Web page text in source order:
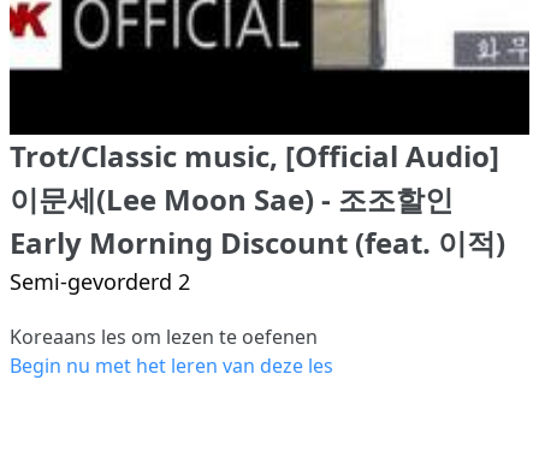
Trot/Classic music, [Official Audio]
이문세(Lee Moon Sae) - 조조할인
Early Morning Discount (feat. 이적)
Semi-gevorderd 2
Koreaans les om lezen te oefenen
Begin nu met het leren van deze les